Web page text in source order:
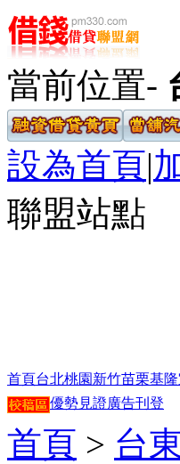
當前位置-
設為首頁|
聯盟站點
首頁台北桃園 新竹苗栗基隆
優勢見證廣告刊登
首頁 > 台東